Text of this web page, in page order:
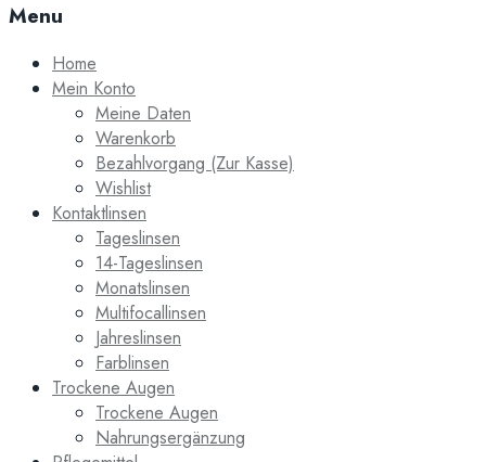
Menu
Home
Mein Konto
Meine Daten
Warenkorb
Bezahlvorgang (Zur Kasse)
Wishlist
Kontaktlinsen
Tageslinsen
14-Tageslinsen
Monatslinsen
Multifocallinsen
Jahreslinsen
Farblinsen
Trockene Augen
Trockene Augen
Nahrungsergänzung